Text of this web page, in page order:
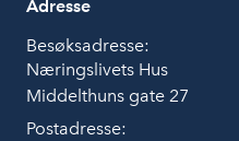
Adresse
Besøksadresse:
Næringslivets Hus
Middelthuns gate 27
Postadresse: